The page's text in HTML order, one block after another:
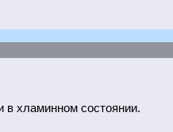
в хламинном состоянии.